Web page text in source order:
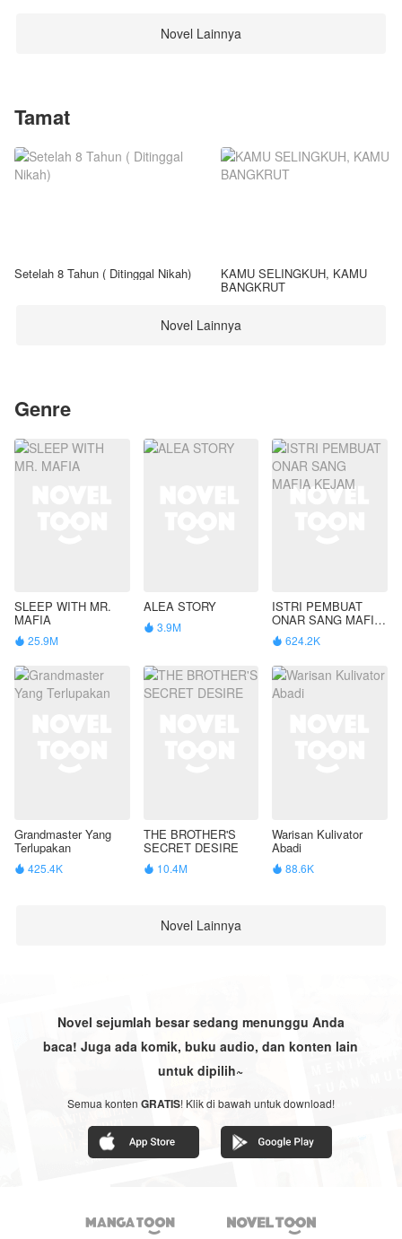
Novel Lainnya
Tamat
Setelah 8 Tahun ( Ditinggal Nikah) KAMU SELINGKUH, KAMU
BANGKRUT
Novel Lainnya
Genre
SLEEP WITH MR.
MAFIA
 25.9M
ALEA STORY
 3.9M
ISTRI PEMBUAT
ONAR SANG MAFIA
KEJAM
 624.2K
Grandmaster Yang
Terlupakan
 425.4K
THE BROTHER'S
SECRET DESIRE
 10.4M
Warisan Kulivator
Abadi
 88.6K
Novel Lainnya
Novel sejumlah besar sedang menunggu Anda
baca! Juga ada komik, buku audio, dan konten lain
untuk dipilih~
Semua konten GRATIS! Klik di bawah untuk download!
 